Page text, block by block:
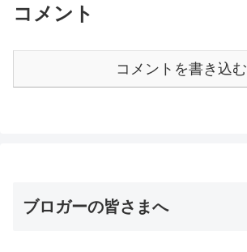
コメント
コメントを書き込む
ブロガーの皆さまへ